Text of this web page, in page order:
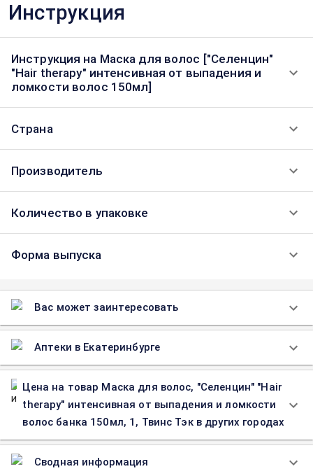
Инструкция
Инструкция на Маска для волос ["Селенцин"
"Hair therapy" интенсивная от выпадения и
ломкости волос 150мл]
Страна
Производитель
Количество в упаковке
Форма выпуска
Вас может заинтересовать
Аптеки в Екатеринбурге
Цена на товар Маска для волос, "Селенцин" "Hair
therapy" интенсивная от выпадения и ломкости
волос банка 150мл, 1, Твинс Тэк в других городах
Сводная информация